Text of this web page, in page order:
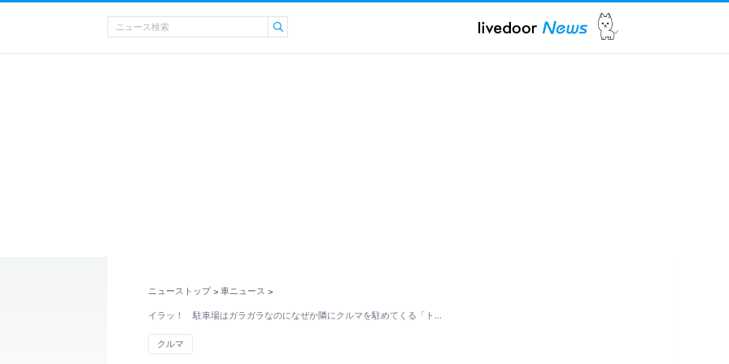
ニューストップ > 車ニュース >
イラッ！ 駐車場はガラガラなのになぜか隣にクルマを駐めてくる「ト…
クルマ